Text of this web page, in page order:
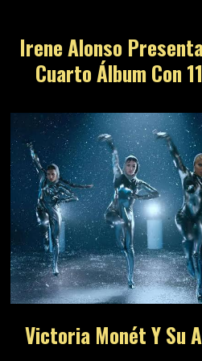
Irene Alonso
Cuarto Álbum Con
Victoria Monét Y Su